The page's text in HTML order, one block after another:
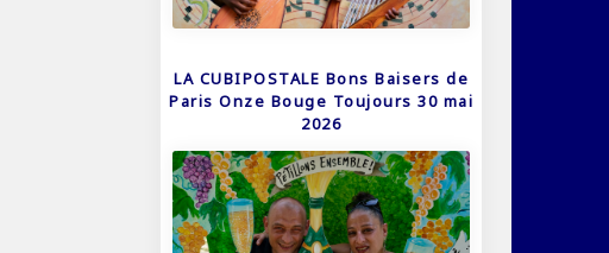
LA CUBIPOSTALE Bons Baisers de
Paris Onze Bouge Toujours 30 mai
2026